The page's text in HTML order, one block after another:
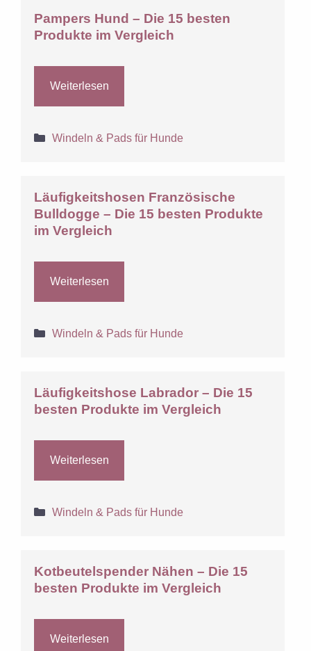
Pampers Hund – Die 15 besten
Produkte im Vergleich
Weiterlesen
Kategorien
Windeln & Pads für Hunde
Läufigkeitshosen Französische
Bulldogge – Die 15 besten Produkte
im Vergleich
Weiterlesen
Kategorien
Windeln & Pads für Hunde
Läufigkeitshose Labrador – Die 15
besten Produkte im Vergleich
Weiterlesen
Kategorien
Windeln & Pads für Hunde
Kotbeutelspender Nähen – Die 15
besten Produkte im Vergleich
Weiterlesen